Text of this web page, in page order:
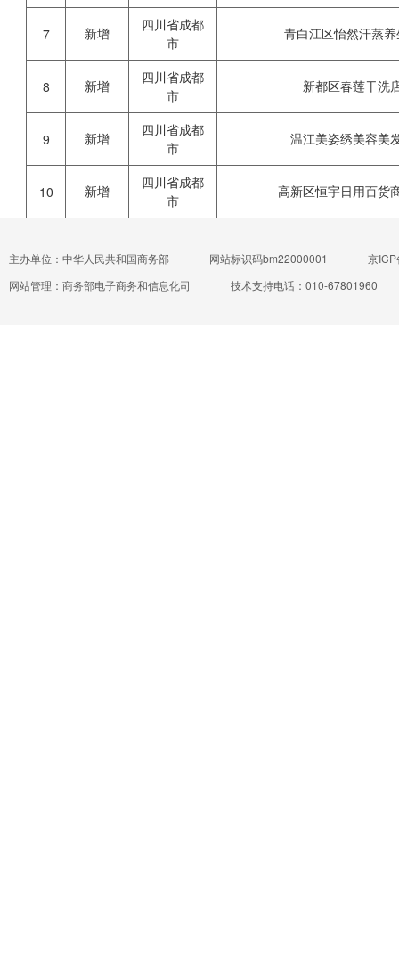
7 新增
四川省成都
市
青白江区怡然汗蒸
8 新增
四川省成都
市
新都区春莲干洗
9 新增
四川省成都
市
温江美姿绣美容美
10 新增
四川省成都
市
高新区恒宇日用百货
主办单位：中华人民共和国商务部 网站标识码bm22000001
京
网站管理：商务部电子商务和信息化司
技术支持电话：010-67801960